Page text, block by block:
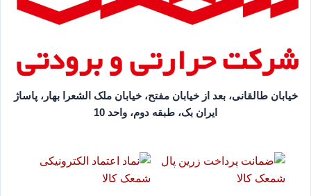
خیابان طالقانی، بعد از خیابان مفتح، خیابان ملک الشعرا بهار، پاساژ
ایران بک، طبقه دوم، واحد 10